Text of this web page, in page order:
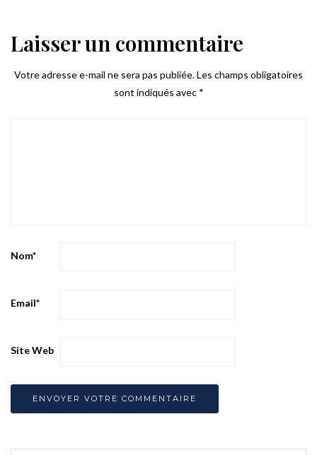
Laisser un commentaire
Votre adresse e-mail ne sera pas publiée.Les champs obligatoires
sont indiqués avec *
Nom*
Email*
Site Web